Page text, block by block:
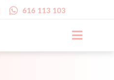
616 113 103